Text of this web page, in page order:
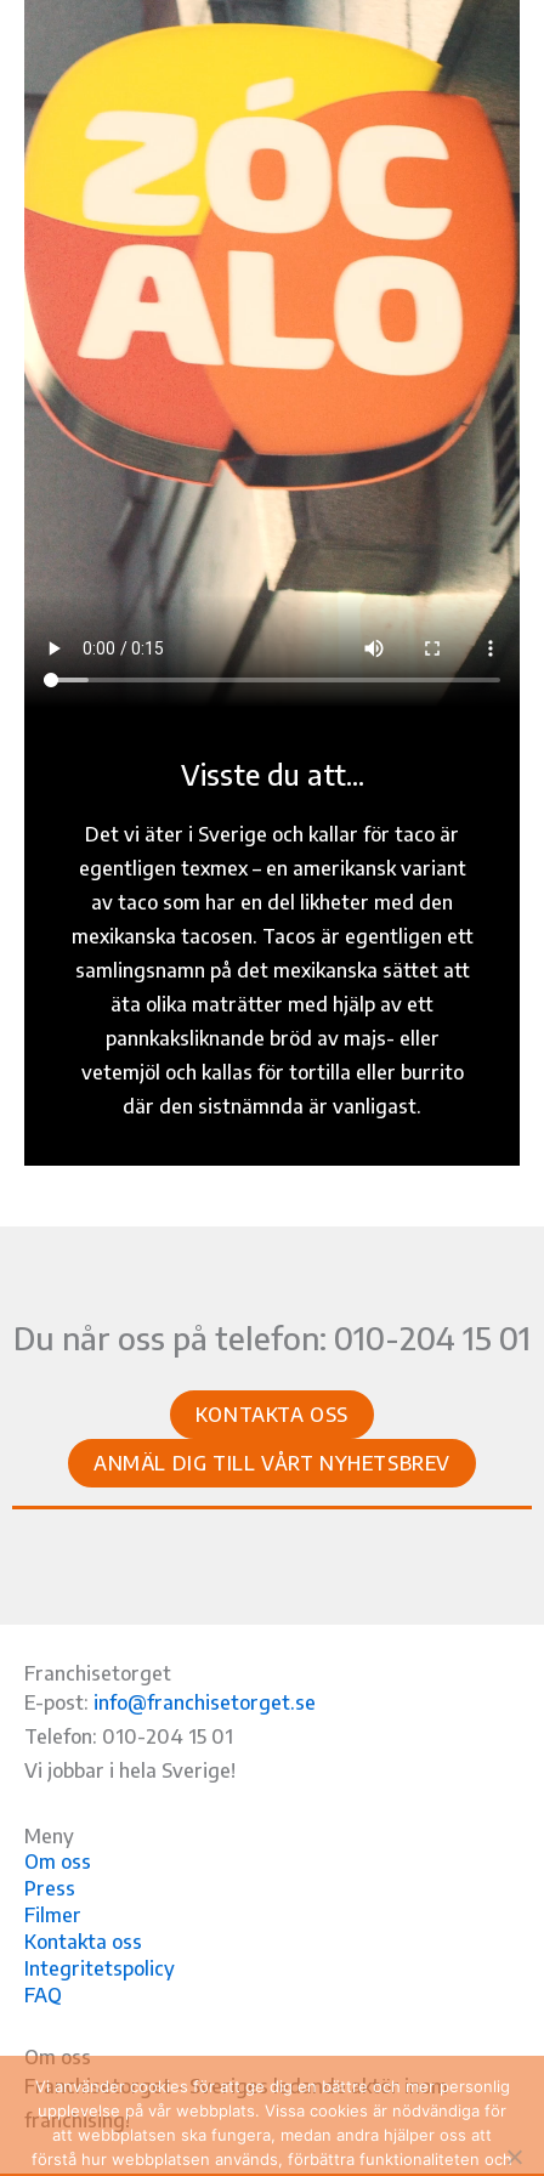
Visste du att...
Det vi äter i Sverige och kallar för taco är
egentligen texmex – en amerikansk variant
av taco som har en del likheter med den
mexikanska tacosen. Tacos är egentligen ett
samlingsnamn på det mexikanska sättet att
äta olika maträtter med hjälp av ett
pannkaksliknande bröd av majs- eller
vetemjöl och kallas för tortilla eller burrito
där den sistnämnda är vanligast.
Du når oss på telefon: 010-204 15 01
KONTAKTA OSS
ANMÄL DIG TILL VÅRT NYHETSBREV
Franchisetorget
E-post: info@franchisetorget.se
Telefon: 010-204 15 01
Vi jobbar i hela Sverige!
Meny
Om oss
Press
Filmer
Kontakta oss
Integritetspolicy
FAQ
Om oss
Franchisetorget – Sveriges ledande aktör inom
franchising!
Vi använder cookies för att ge dig en bättre och mer personlig
upplevelse på vår webbplats. Vissa cookies är nödvändiga för
att webbplatsen ska fungera, medan andra hjälper oss att
förstå hur webbplatsen används, förbättra funktionaliteten och